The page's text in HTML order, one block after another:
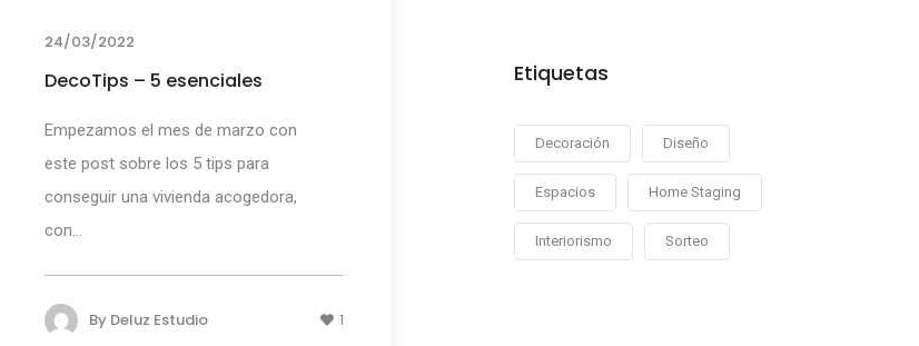
24/03/2022
DecoTips – 5 esenciales
Empezamos el mes de marzo con
este post sobre los 5 tips para
conseguir una vivienda acogedora,
con...
By Deluz Estudio 1
Etiquetas
Decoración Diseño
Espacios Home Staging
Interiorismo Sorteo